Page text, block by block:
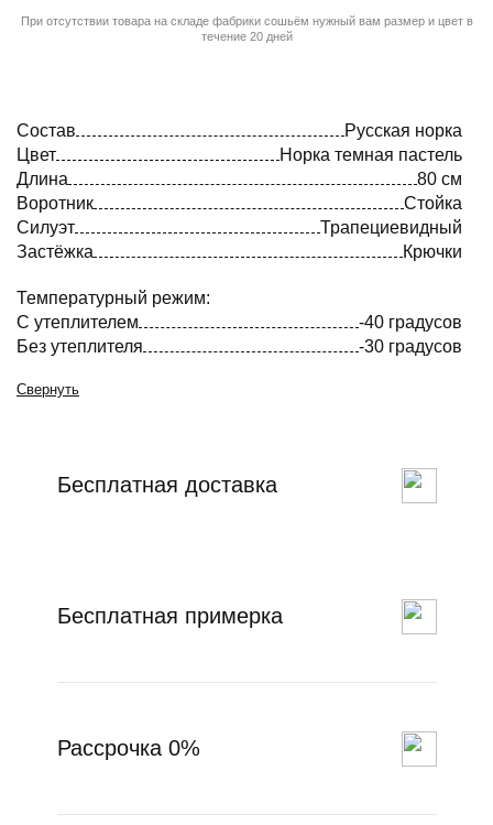
При отсутствии товара на складе фабрики сошьём нужный вам размер и цвет в
течение 20 дней
Состав
Русская норка
Цвет
Норка темная пастель
Длина
80 см
Воротник
Стойка
Силуэт
Трапециевидный
Застёжка
Крючки
Температурный режим:
С утеплителем
-40 градусов
Без утеплителя
-30 градусов
Свернуть
Бесплатная доставка
Бесплатная примерка
Рассрочка 0%